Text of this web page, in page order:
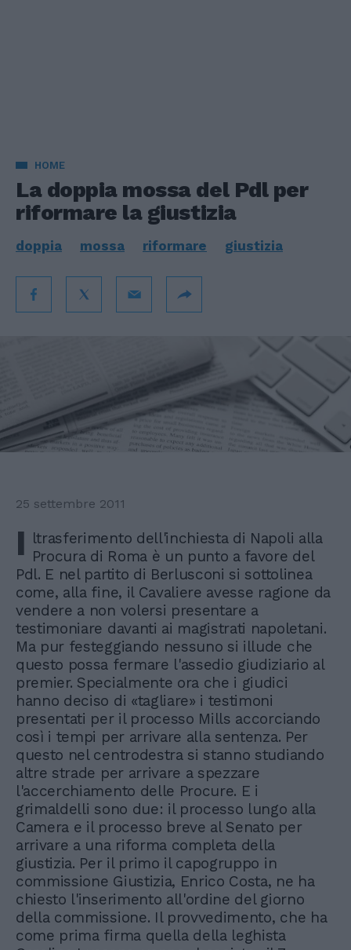
HOME
La doppia mossa del Pdl per
riformare la giustizia
doppia mossa riformare giustizia
25 settembre 2011
I ltrasferimento dell'inchiesta di Napoli alla
Procura di Roma è un punto a favore del
Pdl. E nel partito di Berlusconi si sottolinea
come, alla fine, il Cavaliere avesse ragione da
vendere a non volersi presentare a
testimoniare davanti ai magistrati napoletani.
Ma pur festeggiando nessuno si illude che
questo possa fermare l'assedio giudiziario al
premier. Specialmente ora che i giudici
hanno deciso di «tagliare» i testimoni
presentati per il processo Mills accorciando
così i tempi per arrivare alla sentenza. Per
questo nel centrodestra si stanno studiando
altre strade per arrivare a spezzare
l'accerchiamento delle Procure. E i
grimaldelli sono due: il processo lungo alla
Camera e il processo breve al Senato per
arrivare a una riforma completa della
giustizia. Per il primo il capogruppo in
commissione Giustizia, Enrico Costa, ne ha
chiesto l'inserimento all'ordine del giorno
della commissione. Il provvedimento, che ha
come prima firma quella della leghista